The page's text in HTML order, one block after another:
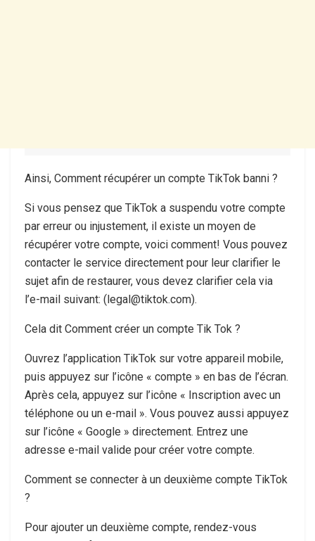
Ainsi, Comment récupérer un compte TikTok banni ?
Si vous pensez que TikTok a suspendu votre compte
par erreur ou injustement, il existe un moyen de
récupérer votre compte, voici comment! Vous pouvez
contacter le service directement pour leur clarifier le
sujet afin de restaurer, vous devez clarifier cela via
l’e-mail suivant: (legal@tiktok.com).
Cela dit Comment créer un compte Tik Tok ?
Ouvrez l’application TikTok sur votre appareil mobile,
puis appuyez sur l’icône « compte » en bas de l’écran.
Après cela, appuyez sur l’icône « Inscription avec un
téléphone ou un e-mail ». Vous pouvez aussi appuyez
sur l’icône « Google » directement. Entrez une
adresse e-mail valide pour créer votre compte.
Comment se connecter à un deuxième compte TikTok
?
Pour ajouter un deuxième compte, rendez-vous